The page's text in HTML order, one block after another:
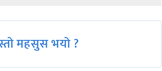
महसुस भयो ?